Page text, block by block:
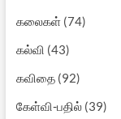
கலைகள்(74)
கல்வி (43)
கவிதை(92)
கேள்வி-பதில்(39)